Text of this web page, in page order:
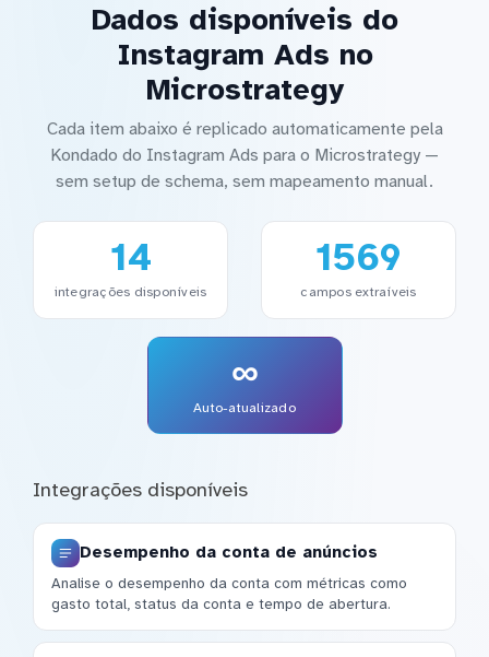
Dados disponíveis do
Instagram Ads no
Microstrategy
Cada item abaixo é replicado automaticamente pela
Kondado do Instagram Ads para o Microstrategy —
sem setup de schema, sem mapeamento manual.
14
integrações disponíveis
1569
campos extraíveis
∞
Auto-atualizado
Integrações disponíveis
Desempenho da conta de anúncios
Analise o desempenho da conta com métricas como
gasto total, status da conta e tempo de abertura.